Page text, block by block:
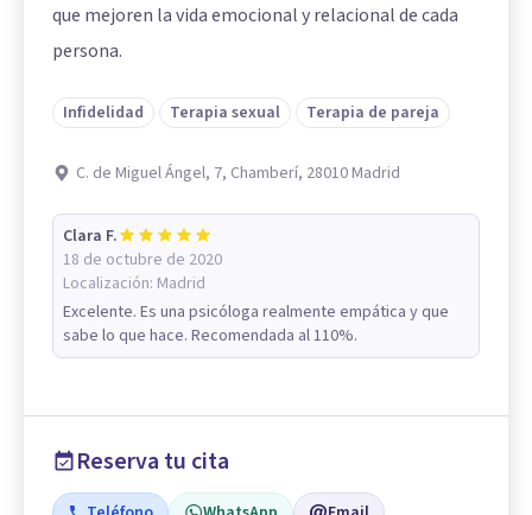
que mejoren la vida emocional y relacional de cada
persona.
Infidelidad Terapia sexual Terapia de pareja
C. de Miguel Ángel, 7, Chamberí, 28010 Madrid
Clara F.
18 de octubre de 2020
Localización: Madrid
Excelente. Es una psicóloga realmente empática y que
sabe lo que hace. Recomendada al 110%.
Reserva tu cita